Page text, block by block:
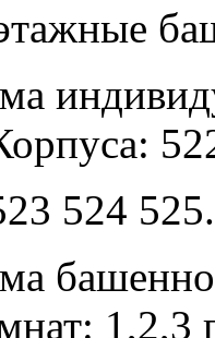
524 525.
1,2,3